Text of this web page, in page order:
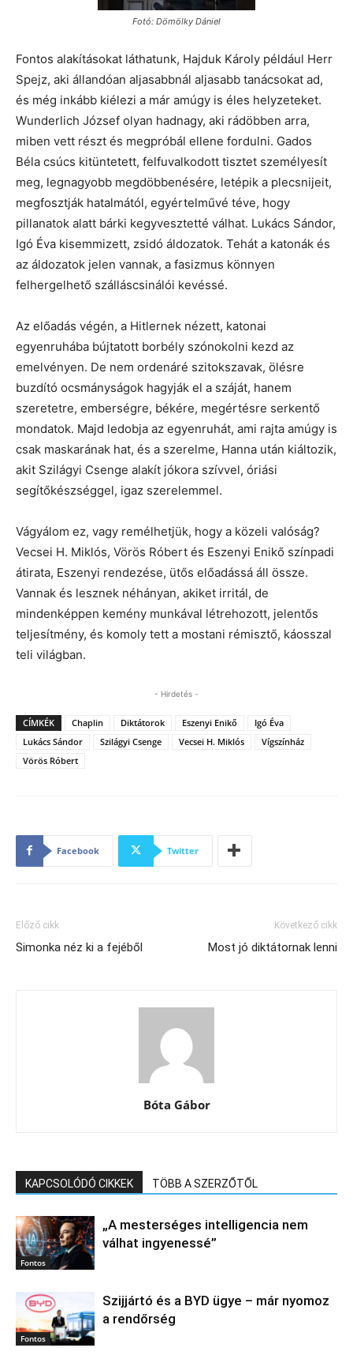
Fotó: Dömölky Dániel
Fontos alakításokat láthatunk, Hajduk Károly például Herr
Spejz, aki állandóan aljasabbnál aljasabb tanácsokat ad,
és még inkább kiélezi a már amúgy is éles helyzeteket.
Wunderlich József olyan hadnagy, aki rádöbben arra,
miben vett részt és megpróbál ellene fordulni. Gados
Béla csúcs kitüntetett, felfuvalkodott tisztet személyesít
meg, legnagyobb megdöbbenésére, letépik a plecsnijeit,
megfosztják hatalmától, egyértelművé téve, hogy
pillanatok alatt bárki kegyvesztetté válhat. Lukács Sándor,
Igó Éva kisemmizett, zsidó áldozatok. Tehát a katonák és
az áldozatok jelen vannak, a fasizmus könnyen
felhergelhető szálláscsinálói kevéssé.
Az előadás végén, a Hitlernek nézett, katonai
egyenruhába bújtatott borbély szónokolni kezd az
emelvényen. De nem ordenáré szitokszavak, ölésre
buzdító ocsmányságok hagyják el a száját, hanem
szeretetre, emberségre, békére, megértésre serkentő
mondatok. Majd ledobja az egyenruhát, ami rajta amúgy is
csak maskarának hat, és a szerelme, Hanna után kiáltozik,
akit Szilágyi Csenge alakít jókora szívvel, óriási
segítőkészséggel, igaz szerelemmel.
Vágyálom ez, vagy remélhetjük, hogy a közeli valóság?
Vecsei H. Miklós, Vörös Róbert és Eszenyi Enikő színpadi
átirata, Eszenyi rendezése, ütős előadássá áll össze.
Vannak és lesznek néhányan, akiket irritál, de
mindenképpen kemény munkával létrehozott, jelentős
teljesítmény, és komoly tett a mostani rémisztő, káosszal
teli világban.
- Hirdetés -
CÍMKÉK Chaplin Diktátorok Eszenyi Enikő
Igó Éva
Lukács Sándor
Szilágyi Csenge Vecsei H. Miklós
Vígszínház
Vörös Róbert
Facebook Twitter
Előző cikk
Simonka néz ki a fejéből
Következő cikk
Most jó diktátornak lenni
Bóta Gábor
KAPCSOLÓDÓ CIKKEK TÖBB A SZERZŐTŐL
Fontos
„A mesterséges intelligencia nem
válhat ingyenessé”
Fontos
Szijjártó és a BYD ügye – már nyomoz
a rendőrség